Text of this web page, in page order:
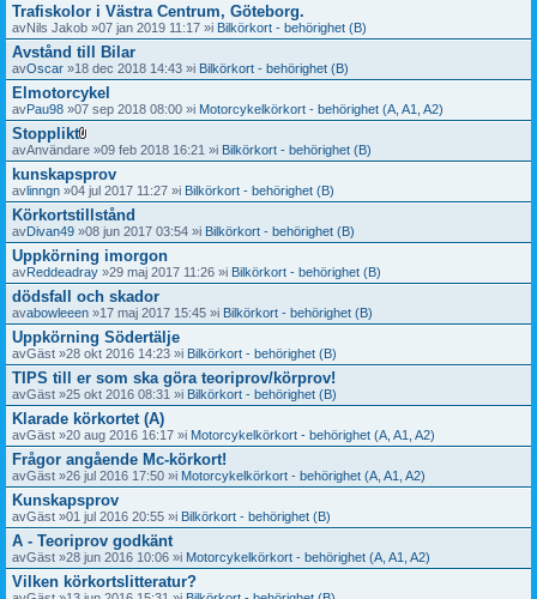
Trafiskolor i Västra Centrum, Göteborg.
avNils Jakob »07 jan 2019 11:17 »i Bilkörkort - behörighet (B)
Avstånd till Bilar
avOscar »18 dec 2018 14:43 »i Bilkörkort - behörighet (B)
Elmotorcykel
avPau98 »07 sep 2018 08:00 »i Motorcykelkörkort - behörighet (A, A1, A2)
Stopplikt
B
i
l
a
g
o
r
avAnvändare »09 feb 2018 16:21 »i Bilkörkort - behörighet (B)
kunskapsprov
avlinngn »04 jul 2017 11:27 »i Bilkörkort - behörighet (B)
Körkortstillstånd
avDivan49 »08 jun 2017 03:54 »i Bilkörkort - behörighet (B)
Uppkörning imorgon
avReddeadray »29 maj 2017 11:26 »i Bilkörkort - behörighet (B)
dödsfall och skador
avabowleeen »17 maj 2017 15:45 »i Bilkörkort - behörighet (B)
Uppkörning Södertälje
avGäst »28 okt 2016 14:23 »i Bilkörkort - behörighet (B)
TIPS till er som ska göra teoriprov/körprov!
avGäst »25 okt 2016 08:31 »i Bilkörkort - behörighet (B)
Klarade körkortet (A)
avGäst »20 aug 2016 16:17 »i Motorcykelkörkort - behörighet (A, A1, A2)
Frågor angående Mc-körkort!
avGäst »26 jul 2016 17:50 »i Motorcykelkörkort - behörighet (A, A1, A2)
Kunskapsprov
avGäst »01 jul 2016 20:55 »i Bilkörkort - behörighet (B)
A - Teoriprov godkänt
avGäst »28 jun 2016 10:06 »i Motorcykelkörkort - behörighet (A, A1, A2)
Vilken körkortslitteratur?